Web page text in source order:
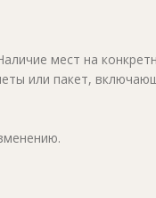
мест на
или пакет,